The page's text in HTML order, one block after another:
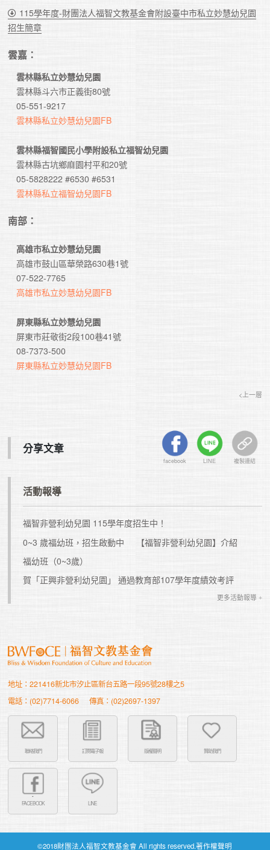
活動報導
福智非營利幼兒園 115學年度招生中！
0~3 歲福幼班，招生啟動中
【福智非營利幼兒園】介紹
福幼班（0~3歲）
賀「正興非營利幼兒園」 通過教育部107學年度績效考評
更多活動報導 +
分享文章
facebook LINE 複製連結
115學年度-財團法人福智文教基金會附設臺中市私立妙慧幼兒園
招生簡章
雲嘉：
雲林縣私立妙慧幼兒園
雲林縣斗六市正義街80號
05-551-9217
雲林縣私立妙慧幼兒園FB
雲林縣福智國民小學附設私立福智幼兒園
雲林縣古坑鄉麻園村平和20號
05-5828222 #6530 #6531
雲林縣私立福智幼兒園FB
南部：
高雄市私立妙慧幼兒園
高雄市鼓山區華榮路630巷1號
07-522-7765
高雄市私立妙慧幼兒園FB
屏東縣私立妙慧幼兒園
屏東市莊敬街2段100巷41號
08-7373-500
屏東縣私立妙慧幼兒園FB
<上一層
地址：221416新北市汐止區新台五路一段95號28樓之5
電話：(02)7714-6066
傳真：(02)2697-1397
聯絡我們 訂閱電子報 版權聲明 贊助我們
FACEBOOK LINE
©2018財團法人福智文教基金會 All rights reserved.著作權聲明